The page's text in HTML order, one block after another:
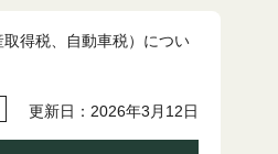
得税、自動車税）につい
更新日：2026年3月12日